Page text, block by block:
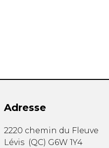
Adresse
2220 chemin du Fleuve
Lévis (QC) G6W 1Y4